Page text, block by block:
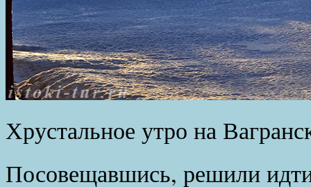
Хрустальное утро на
Посовещавшись, решили